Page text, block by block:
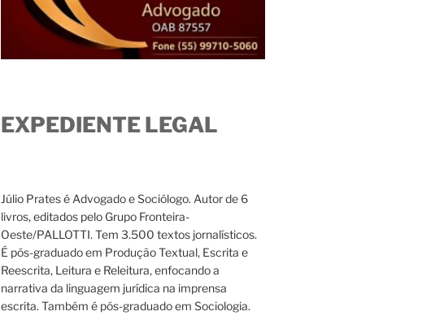
EXPEDIENTE LEGAL
Júlio Prates é Advogado e Sociólogo. Autor de 6
livros, editados pelo Grupo Fronteira-
Oeste/PALLOTTI. Tem 3.500 textos jornalísticos.
É pós-graduado em Produção Textual, Escrita e
Reescrita, Leitura e Releitura, enfocando a
narrativa da linguagem jurídica na imprensa
escrita. Também é pós-graduado em Sociologia.